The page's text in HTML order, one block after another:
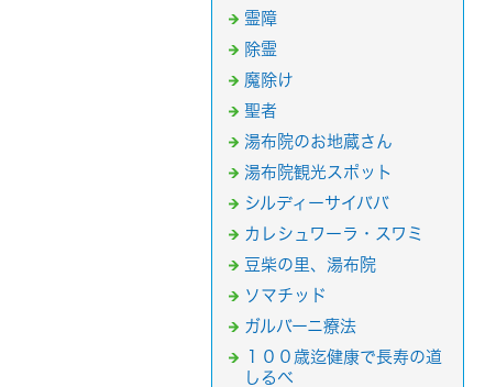
霊障
除霊
魔除け
聖者
湯布院のお地蔵さん
湯布院観光スポット
シルディーサイババ
カレシュワーラ・スワミ
豆柴の里、湯布院
ソマチッド
ガルバーニ療法
１００歳迄健康で長寿の道
しるべ